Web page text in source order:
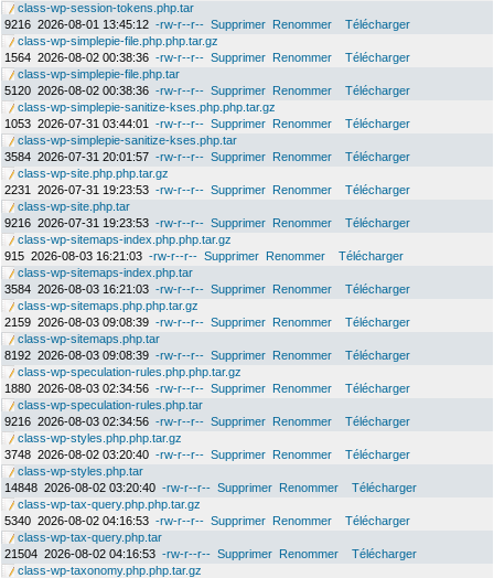
class-wp-session-tokens.php.tar
9216 2026-08-01 13:45:12 -rw-r--r-- Supprimer Renommer
Télécharger
class-wp-simplepie-file.php.php.tar.gz
1564 2026-08-02 00:38:36 -rw-r--r-- Supprimer Renommer
Télécharger
class-wp-simplepie-file.php.tar
5120 2026-08-02 00:38:36 -rw-r--r-- Supprimer Renommer
Télécharger
class-wp-simplepie-sanitize-kses.php.php.tar.gz
1053 2026-07-31 03:44:01 -rw-r--r-- Supprimer Renommer
Télécharger
class-wp-simplepie-sanitize-kses.php.tar
3584 2026-07-31 20:01:57 -rw-r--r-- Supprimer Renommer
Télécharger
class-wp-site.php.php.tar.gz
2231
2026-07-31 19:23:53 -rw-r--r-- Supprimer Renommer
Télécharger
class-wp-site.php.tar
9216 2026-07-31 19:23:53 -rw-r--r-- Supprimer Renommer
Télécharger
class-wp-sitemaps-index.php.php.tar.gz
915 2026-08-03 16:21:03 -rw-r--r-- Supprimer Renommer
Télécharger
class-wp-sitemaps-index.php.tar
3584 2026-08-03 16:21:03 -rw-r--r-- Supprimer Renommer
Télécharger
class-wp-sitemaps.php.php.tar.gz
2159 2026-08-03 09:08:39 -rw-r--r-- Supprimer Renommer
Télécharger
class-wp-sitemaps.php.tar
8192 2026-08-03 09:08:39 -rw-r--r-- Supprimer Renommer
Télécharger
class-wp-speculation-rules.php.php.tar.gz
1880 2026-08-03 02:34:56 -rw-r--r-- Supprimer Renommer
Télécharger
class-wp-speculation-rules.php.tar
9216 2026-08-03 02:34:56 -rw-r--r-- Supprimer Renommer
Télécharger
class-wp-styles.php.php.tar.gz
3748 2026-08-02 03:20:40 -rw-r--r-- Supprimer Renommer
Télécharger
class-wp-styles.php.tar
14848 2026-08-02 03:20:40 -rw-r--r-- Supprimer Renommer
Télécharger
class-wp-tax-query.php.php.tar.gz
5340 2026-08-02 04:16:53 -rw-r--r-- Supprimer Renommer
Télécharger
class-wp-tax-query.php.tar
21504 2026-08-02 04:16:53 -rw-r--r-- Supprimer Renommer
Télécharger
class-wp-taxonomy.php.php.tar.gz